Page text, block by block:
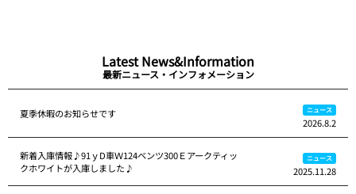
Latest News&Information
最新ニュース・インフォメーション
夏季休暇のお知らせです ニュース
2026.8.2
新着入庫情報♪91ｙD車Ｗ124ベンツ300Ｅアークティッ
クホワイトが入庫しました♪
ニュース
2025.11.28